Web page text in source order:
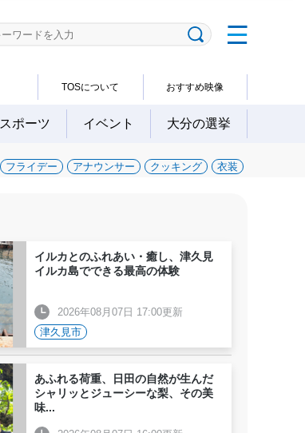
TOSについて おすすめ映像
スポーツ イベント 大分の選挙
フライデー アナウンサー クッキング 衣装
イルカとのふれあい・癒し、津久見
イルカ島でできる最高の体験
2026年08月07日 17:00更新
津久見市
あふれる荷重、日田の自然が生んだ
シャリッとジューシーな梨、その美
味...